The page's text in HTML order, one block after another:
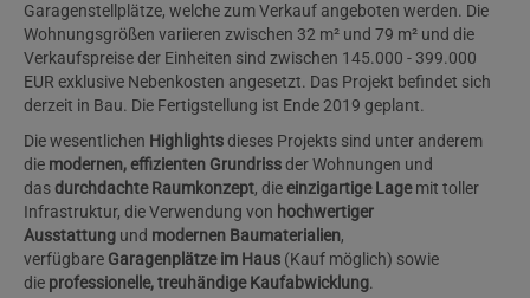
Garagenstellplätze, welche zum Verkauf angeboten werden. Die
Wohnungsgrößen variieren zwischen 32 m² und 79 m² und die
Verkaufspreise der Einheiten sind zwischen 145.000 - 399.000
EUR exklusive Nebenkosten angesetzt. Das Projekt befindet sich
derzeit in Bau. Die Fertigstellung ist Ende 2019 geplant.
Die wesentlichen Highlightsdieses Projekts sind unter anderem
die modernen, effizienten Grundrissder Wohnungen und
dasdurchdachte Raumkonzept, dieeinzigartige Lagemit toller
Infrastruktur, die Verwendung von hochwertiger
Ausstattung und modernen Baumaterialien,
verfügbare Garagenplätze im Haus (Kauf möglich) sowie
die professionelle, treuhändige Kaufabwicklung.